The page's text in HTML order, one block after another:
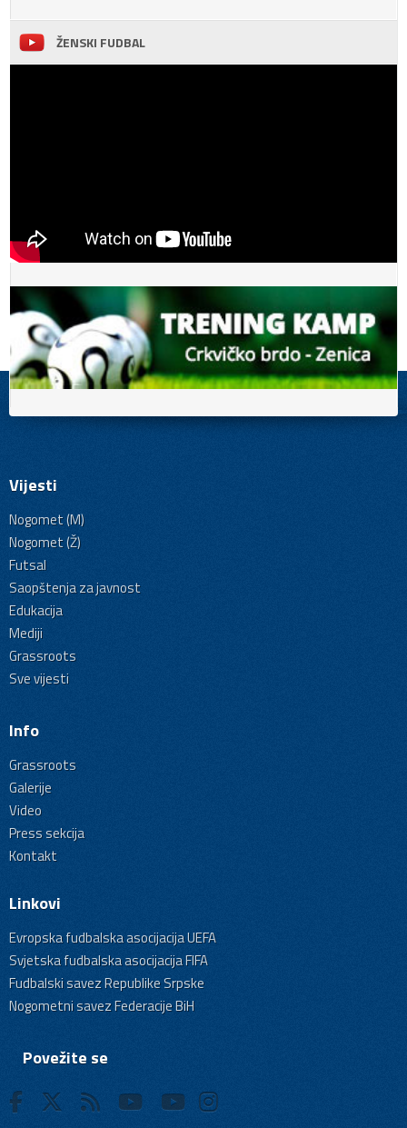
ŽENSKI FUDBAL
Vijesti
Nogomet (M)
Nogomet (Ž)
Futsal
Saopštenja za javnost
Edukacija
Mediji
Grassroots
Sve vijesti
Info
Grassroots
Galerije
Video
Press sekcija
Kontakt
Linkovi
Evropska fudbalska asocijacija UEFA
Svjetska fudbalska asocijacija FIFA
Fudbalski savez Republike Srpske
Nogometni savez Federacije BiH
Povežite se